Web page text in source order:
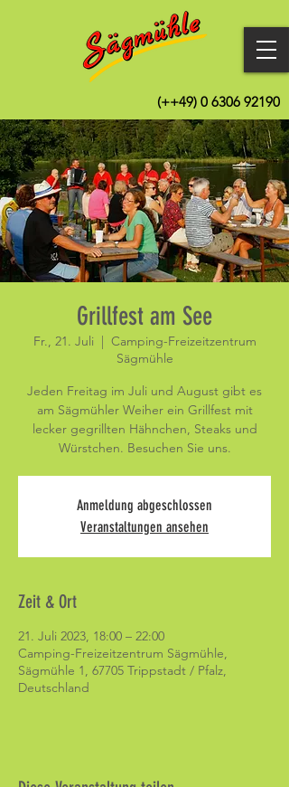
(++49) 0 6306 92190
Grillfest am See
Fr., 21. Juli
  |
Camping-Freizeitzentrum
Sägmühle
Jeden Freitag im Juli und August gibt es
am Sägmühler Weiher ein Grillfest mit
lecker gegrillten Hähnchen, Steaks und
Würstchen. Besuchen Sie uns.
Anmeldung abgeschlossen
Veranstaltungen ansehen
Zeit & Ort
21. Juli 2023, 18:00 – 22:00
Camping-Freizeitzentrum Sägmühle,
Sägmühle 1, 67705 Trippstadt / Pfalz,
Deutschland